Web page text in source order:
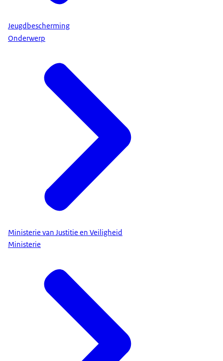
Jeugdbescherming
Onderwerp
Ministerie van Justitie en Veiligheid
Ministerie